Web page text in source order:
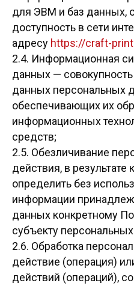
для ЭВМ и баз данных,
доступность в сети
адресу https://craft-
2.4. Информационная
данных —
данных персональных
обеспечивающих их
информационных
средств;
2.5. Обезличивание
действия, в
определить без
информации
данных конкретному
субъекту
2.6. Обработка
действие (операция)
действий (операций),